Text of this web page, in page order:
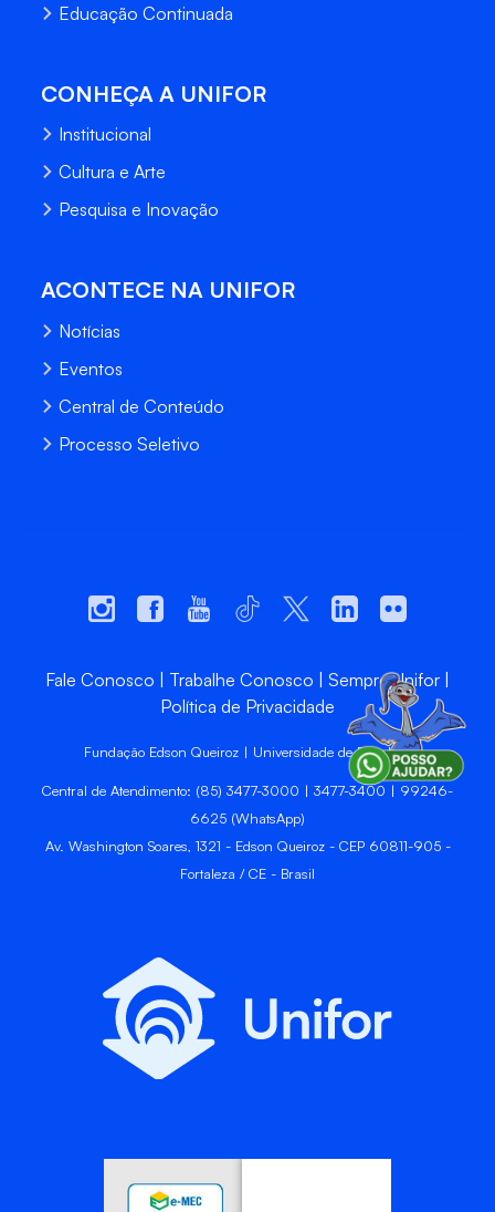
Educação Continuada
CONHEÇA A UNIFOR
Institucional
Cultura e Arte
Pesquisa e Inovação
ACONTECE NA UNIFOR
Notícias
Eventos
Central de Conteúdo
Processo Seletivo
Fale Conosco Trabalhe Conosco
Sempre Unifor
Política de Privacidade
Fundação Edson Queiroz | Universidade de Fortaleza
Central de Atendimento: (85) 3477-3000 | 3477-3400 | 99246-
6625 (WhatsApp)
Av. Washington Soares, 1321 - Edson Queiroz - CEP 60811-905 -
Fortaleza / CE - Brasil